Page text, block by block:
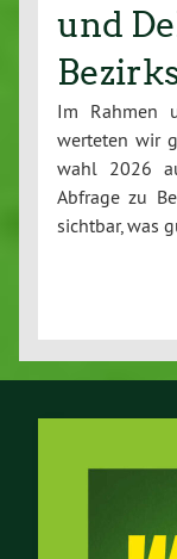
und
Im Rahmen
werteten wir
wahl 2026
Ab­fra­ge zu
sichtbar, was